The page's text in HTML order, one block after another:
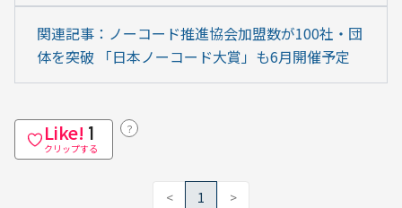
関連記事：ノーコード推進協会加盟数が100社・団
体を突破 「日本ノーコード大賞」も6月開催予定
Like! 1
クリップする
？
< 1 >